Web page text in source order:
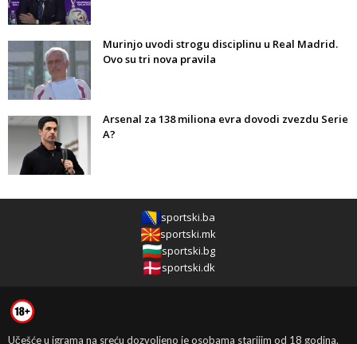
Murinjo uvodi strogu disciplinu u Real Madrid.
Ovo su tri nova pravila
Arsenal za 138 miliona evra dovodi zvezdu Serie
A?
sportski.ba
sportski.mk
sportski.bg
sportski.dk
Učešće u igrama na sreću dozvoljeno je osobama starijim od 18 godina.